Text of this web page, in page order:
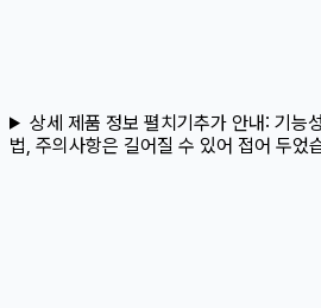
상세 제품 정보 펼치기추가 안내: 기능
법, 주의사항은 길어질 수 있어 접어 두었